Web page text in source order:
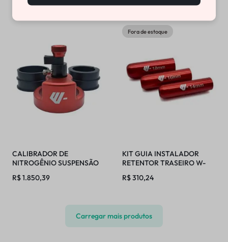
25.800,00
R$255,87
CALIBRADOR DE
NITROGÊNIO SUSPENSÃO
TRASEIRA WP 2024
R$1.850,39
Fora de estoque
KIT GUIA INSTALADOR
RETENTOR TRASEIRO W-
TECH
R$310,24
Carregar mais produtos